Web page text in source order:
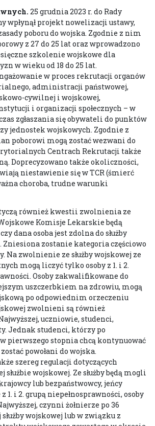
. 25 grudnia 2023 r. do Rady
wpłynął projekt nowelizacji ustawy,
poboru do wojska. Zgodnie z nim
z 27 do 25 lat oraz wprowadzono
szkolenie wojskowe dla
w wieku od 18 do 25 lat.
w proces rekrutacji organów
administracji państwowej,
cywilnej i wojskowej,
i organizacji społecznych – w
zgłaszania się obywateli do punktów
jednostek wojskowych. Zgodnie z
poborowi mogą zostać wezwani do
Centrach Rekrutacji także
Doprecyzowano także okoliczności,
niestawienie się w TCR (śmierć
choroba, trudne warunki
również kwestii zwolnienia ze
Komisje Lekarskie będą
dana osoba jest zdolna do służby
Zniesiona zostanie kategoria częściowo
Na zwolnienie ze służby wojskowej ze
mogą liczyć tylko osoby z 1. i 2.
Osoby zakwalifikowane do
uszczerbkiem na zdrowiu, mogą
po odpowiednim orzeczeniu
zwolnieni są również
uczniowie, studenci,
Jednak studenci, którzy po
pierwszego stopnia chcą kontynuować
powołani do wojska.
szereg regulacji dotyczących
służbie wojskowej. Ze służby będą mogli
lub bezpaństwowcy, jeńcy
1. i 2. grupą niepełnosprawności, osoby
czynni żołnierze po 36
wojskowej lub w związku z